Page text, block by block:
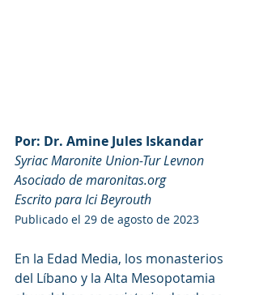
Por: Dr. Amine Jules Iskandar
Syriac Maronite Union-Tur Levnon
Asociado de maronitas.org
Escrito para Ici Beyrouth
Publicado el 29 de agosto de 2023
En la Edad Media, los monasterios
del Líbano y la Alta Mesopotamia